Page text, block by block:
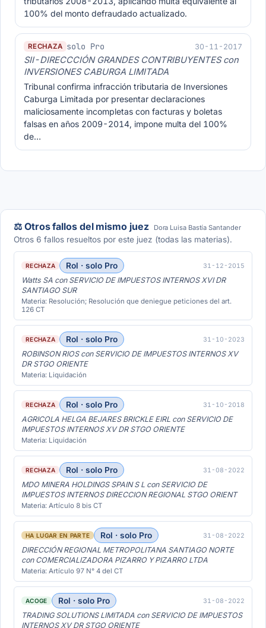
100% del monto defraudado actualizado.
RECHAZA solo Pro 30-11-2017
SII-DIRECCCIÓN GRANDES CONTRIBUYENTES con
INVERSIONES CABURGA LIMITADA
Tribunal confirma infracción tributaria de Inversiones
Caburga Limitada por presentar declaraciones
maliciosamente incompletas con facturas y boletas
falsas en años 2009-2014, impone multa del 100%
de…
⚖️ Otros fallos del mismo juez Dora Luisa Bastía Santander
Otros 6 fallos resueltos por este juez (todas las materias).
RECHAZA Rol · solo Pro 31-12-2015
Watts SA con SERVICIO DE IMPUESTOS INTERNOS XVI DR
SANTIAGO SUR
Materia: Resolución; Resolución que deniegue peticiones del art.
126 CT
RECHAZA Rol · solo Pro 31-10-2023
ROBINSON RIOS con SERVICIO DE IMPUESTOS INTERNOS XV
DR STGO ORIENTE
Materia: Liquidación
RECHAZA Rol · solo Pro 31-10-2018
AGRICOLA HELGA BEJARES BRICKLE EIRL con SERVICIO DE
IMPUESTOS INTERNOS XV DR STGO ORIENTE
Materia: Liquidación
RECHAZA Rol · solo Pro 31-08-2022
MDO MINERA HOLDINGS SPAIN S L con SERVICIO DE
IMPUESTOS INTERNOS DIRECCION REGIONAL STGO ORIENT
Materia: Artículo 8 bis CT
HA LUGAR EN PARTE Rol · solo Pro 31-08-2022
DIRECCIÓN REGIONAL METROPOLITANA SANTIAGO NORTE
con COMERCIALIZADORA PIZARRO Y PIZARRO LTDA
Materia: Artículo 97 N° 4 del CT
ACOGE Rol · solo Pro 31-08-2022
TRADING SOLUTIONS LIMITADA con SERVICIO DE IMPUESTOS
INTERNOS XV DR STGO ORIENTE